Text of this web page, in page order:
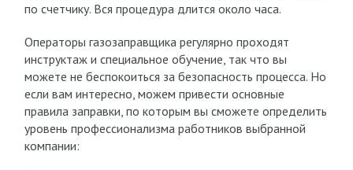
по счетчику. Вся процедура длится около часа.
Операторы газозаправщика регулярно проходят
инструктаж и специальное обучение, так что вы
можете не беспокоиться за безопасность процесса. Но
если вам интересно, можем привести основные
правила заправки, по которым вы сможете определить
уровень профессионализма работников выбранной
компании: